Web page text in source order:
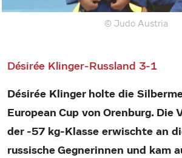
© Judo Austria
Désirée Klinger-Russland 3-1
Désirée Klinger holte die
European Cup von Orenburg. Die
der -57 kg-Klasse erwischte an
russische Gegnerinnen und kam